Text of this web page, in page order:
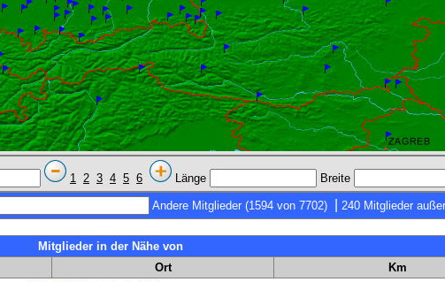
1 2 3 4 5 6 Länge Breite
Andere Mitglieder (1594 von 7702) 240 Mitglieder
Mitglieder in der Nähe von
Ort
Km